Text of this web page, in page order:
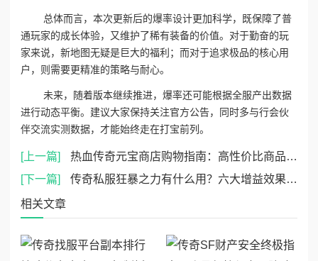
总体而言，本次更新后的爆率设计更加科学，既保障了普
通玩家的成长体验，又维护了稀有装备的价值。对于勤奋的玩
家来说，新地图无疑是巨大的福利；而对于追求极品的核心用
户，则需要更精准的策略与耐心。
未来，随着版本继续推进，爆率还可能根据全服产出数据
进行动态平衡。建议大家保持关注官方公告，同时多与行会伙
伴交流实测数据，才能始终走在打宝前列。
[上一篇]
热血传奇元宝商店购物指南：高性价比商品推荐与消费避坑
[下一篇]
传奇私服狂暴之力有什么用？六大增益效果与激活技巧全解析
相关文章